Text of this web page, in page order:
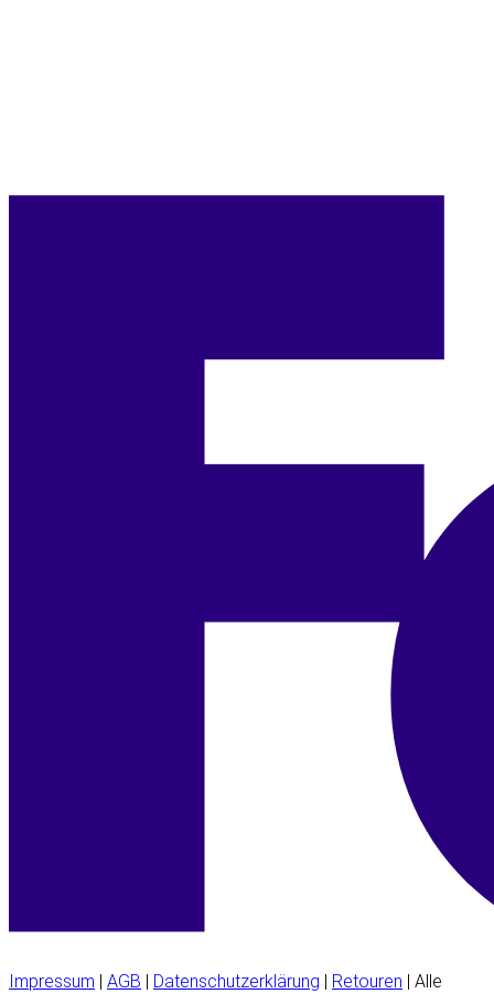
Impressum AGB Datenschutzerklärung Retouren | Alle